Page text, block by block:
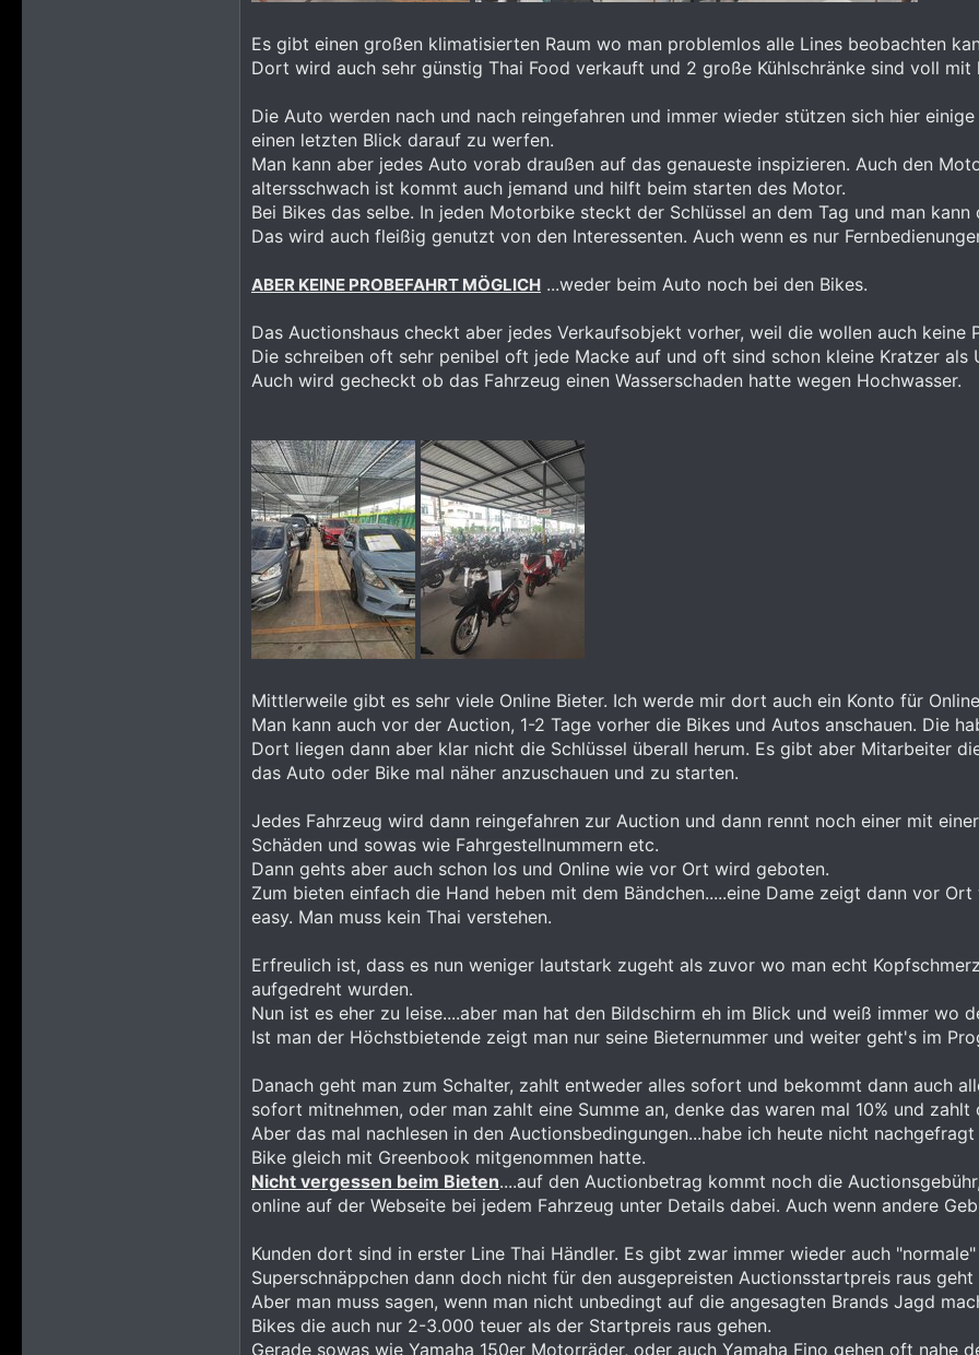
Es gibt einen großen klimatisierten Raum wo man problemlos alle Lines beobachten
Dort wird auch sehr günstig Thai Food verkauft und 2 große Kühlschränke sind voll mit
Die Auto werden nach und nach reingefahren und immer wieder stützen sich hier
einen letzten Blick darauf zu werfen.
Man kann aber jedes Auto vorab draußen auf das genaueste inspizieren. Auch den
altersschwach ist kommt auch jemand und hilft beim starten des Motor.
Bei Bikes das selbe. In jeden Motorbike steckt der Schlüssel an dem Tag und man
Das wird auch fleißig genutzt von den Interessenten. Auch wenn es nur
ABER KEINE PROBEFAHRT MÖGLICH ...weder beim Auto noch bei den Bikes.
Das Auctionshaus checkt aber jedes Verkaufsobjekt vorher, weil die wollen auch keine
Die schreiben oft sehr penibel oft jede Macke auf und oft sind schon kleine Kratzer als
Auch wird gecheckt ob das Fahrzeug einen Wasserschaden hatte wegen Hochwasser.
Mittlerweile gibt es sehr viele Online Bieter. Ich werde mir dort auch ein Konto für
Man kann auch vor der Auction, 1-2 Tage vorher die Bikes und Autos anschauen. Die
Dort liegen dann aber klar nicht die Schlüssel überall herum. Es gibt aber Mitarbeiter
das Auto oder Bike mal näher anzuschauen und zu starten.
Jedes Fahrzeug wird dann reingefahren zur Auction und dann rennt noch einer mit
Schäden und sowas wie Fahrgestellnummern etc.
Dann gehts aber auch schon los und Online wie vor Ort wird geboten.
Zum bieten einfach die Hand heben mit dem Bändchen.....eine Dame zeigt dann vor
easy. Man muss kein Thai verstehen.
Erfreulich ist, dass es nun weniger lautstark zugeht als zuvor wo man echt
aufgedreht wurden.
Nun ist es eher zu leise....aber man hat den Bildschirm eh im Blick und weiß immer wo
Ist man der Höchstbietende zeigt man nur seine Bieternummer und weiter geht's im
Danach geht man zum Schalter, zahlt entweder alles sofort und bekommt dann auch
sofort mitnehmen, oder man zahlt eine Summe an, denke das waren mal 10% und
Aber das mal nachlesen in den Auctionsbedingungen...habe ich heute nicht
Bike gleich mit Greenbook mitgenommen hatte.
Nicht vergessen beim Bieten....auf den Auctionbetrag kommt noch die
online auf der Webseite bei jedem Fahrzeug unter Details dabei. Auch wenn andere
Kunden dort sind in erster Line Thai Händler. Es gibt zwar immer wieder auch
Superschnäppchen dann doch nicht für den ausgepreisten Auctionsstartpreis raus geht
Aber man muss sagen, wenn man nicht unbedingt auf die angesagten Brands Jagd
Bikes die auch nur 2-3.000 teuer als der Startpreis raus gehen.
Gerade sowas wie Yamaha 150er Motorräder, oder auch Yamaha Fino gehen oft nahe